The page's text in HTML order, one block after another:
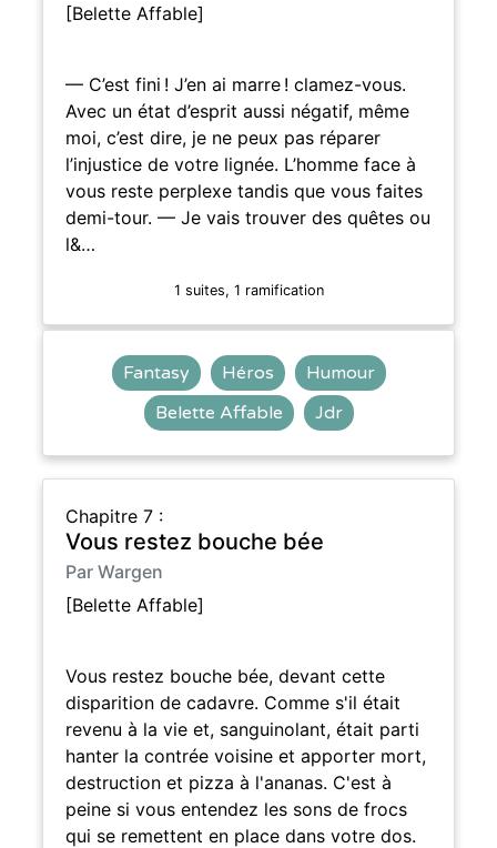
[Belette Affable]
— C’est fini ! J’en ai marre ! clamez-vous.
Avec un état d’esprit aussi négatif, même
moi, c’est dire, je ne peux pas réparer
l’injustice de votre lignée. L’homme face à
vous reste perplexe tandis que vous faites
demi-tour. — Je vais trouver des quêtes ou
l&…
1 suites, 1 ramification
Fantasy Héros
Humour
Belette Affable
Jdr
Chapitre 7 :
Vous restez bouche bée
Par Wargen
[Belette Affable]
Vous restez bouche bée, devant cette
disparition de cadavre. Comme s'il était
revenu à la vie et, sanguinolant, était parti
hanter la contrée voisine et apporter mort,
destruction et pizza à l'ananas. C'est à
peine si vous entendez les sons de frocs
qui se remettent en place dans votre dos.